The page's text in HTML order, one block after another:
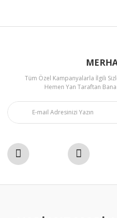
Tüm Özel Kampanyalarla İlgili
Hemen Yan Taraftan